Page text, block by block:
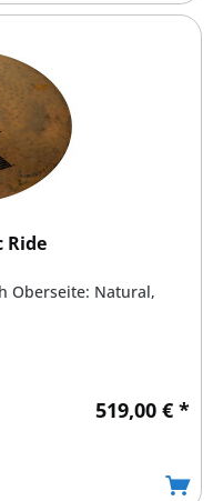
Ride
Oberseite: Natural,
519,00 € *